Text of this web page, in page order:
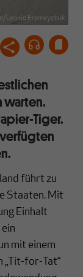
Leonid Eremeychuk
warten.
Tiger.
führt zu
Staaten. Mit
Einhalt
mit einem
„Tit-for-Tat“